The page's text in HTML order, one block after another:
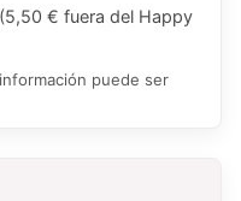
€ fuera del Happy
puede ser